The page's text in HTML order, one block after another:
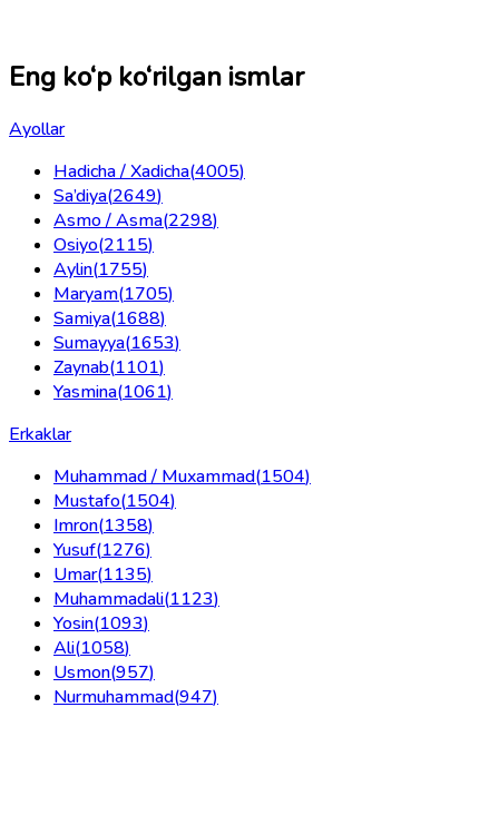
Eng ko‘p ko‘rilgan ismlar
Ayollar
Hadicha / Xadicha(4005)
Sa’diya(2649)
Asmo / Asma(2298)
Osiyo(2115)
Aylin(1755)
Maryam(1705)
Samiya(1688)
Sumayya(1653)
Zaynab(1101)
Yasmina(1061)
Erkaklar
Muhammad / Muxammad(1504)
Mustafo(1504)
Imron(1358)
Yusuf(1276)
Umar(1135)
Muhammadali(1123)
Yosin(1093)
Ali(1058)
Usmon(957)
Nurmuhammad(947)